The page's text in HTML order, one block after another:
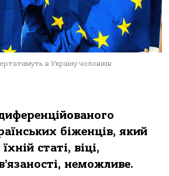
в Україну чоловіків
біженців, який
статі, віці,
неможливе.